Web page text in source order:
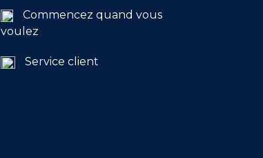
Commencez quand vous
voulez
Service client